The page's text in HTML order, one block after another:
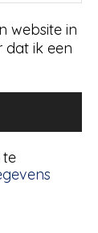
website in
dat ik een
te